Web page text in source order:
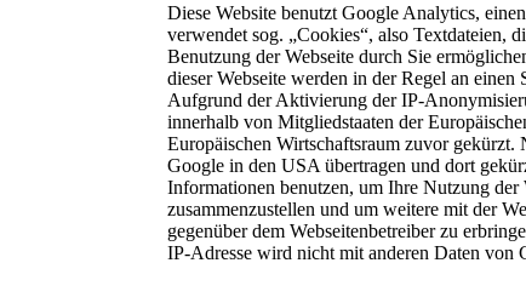
Diese Website benutzt Google Analytics,
verwendet sog. „Cookies“, also Textdateien,
Benutzung der Webseite durch Sie
dieser Webseite werden in der Regel an
Aufgrund der Aktivierung der IP-
innerhalb von Mitgliedstaaten der
Europäischen Wirtschaftsraum zuvor
Google in den USA übertragen und dort
Informationen benutzen, um Ihre Nutzung der
zusammenzustellen und um weitere mit der
gegenüber dem Webseitenbetreiber zu
IP-Adresse wird nicht mit anderen Daten von